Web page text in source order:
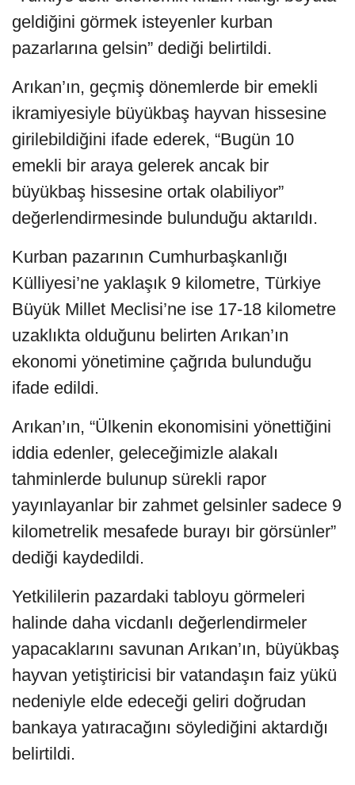
geldiğini görmek isteyenler kurban
pazarlarına gelsin” dediği belirtildi.
Arıkan’ın, geçmiş dönemlerde bir emekli
ikramiyesiyle büyükbaş hayvan hissesine
girilebildiğini ifade ederek, “Bugün 10
emekli bir araya gelerek ancak bir
büyükbaş hissesine ortak olabiliyor”
değerlendirmesinde bulunduğu aktarıldı.
Kurban pazarının Cumhurbaşkanlığı
Külliyesi’ne yaklaşık 9 kilometre, Türkiye
Büyük Millet Meclisi’ne ise 17-18 kilometre
uzaklıkta olduğunu belirten Arıkan’ın
ekonomi yönetimine çağrıda bulunduğu
ifade edildi.
Arıkan’ın, “Ülkenin ekonomisini yönettiğini
iddia edenler, geleceğimizle alakalı
tahminlerde bulunup sürekli rapor
yayınlayanlar bir zahmet gelsinler sadece 9
kilometrelik mesafede burayı bir görsünler”
dediği kaydedildi.
Yetkililerin pazardaki tabloyu görmeleri
halinde daha vicdanlı değerlendirmeler
yapacaklarını savunan Arıkan’ın, büyükbaş
hayvan yetiştiricisi bir vatandaşın faiz yükü
nedeniyle elde edeceği geliri doğrudan
bankaya yatıracağını söylediğini aktardığı
belirtildi.